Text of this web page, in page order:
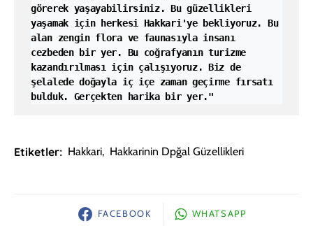
görerek yaşayabilirsiniz. Bu güzellikleri
yaşamak için herkesi Hakkari'ye bekliyoruz. Bu
alan zengin flora ve faunasıyla insanı
cezbeden bir yer. Bu coğrafyanın turizme
kazandırılması için çalışıyoruz. Biz de
şelalede doğayla iç içe zaman geçirme fırsatı
bulduk. Gerçekten harika bir yer."
Etiketler: Hakkari, Hakkarinin Dpğal Güzellikleri
FACEBOOK WHATSAPP